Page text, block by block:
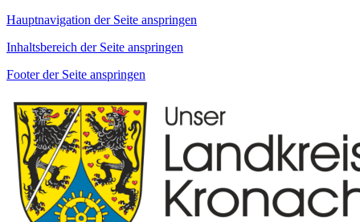
Hauptnavigation der Seite anspringen
Inhaltsbereich der Seite anspringen
Footer der Seite anspringen